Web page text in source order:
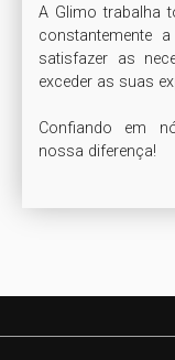
A Glimo trabalha
constantemente
satisfazer as
exceder as suas
Confiando em